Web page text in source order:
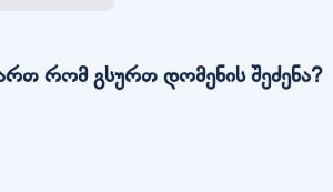
რომ გსურთ დომენის შეძენა?